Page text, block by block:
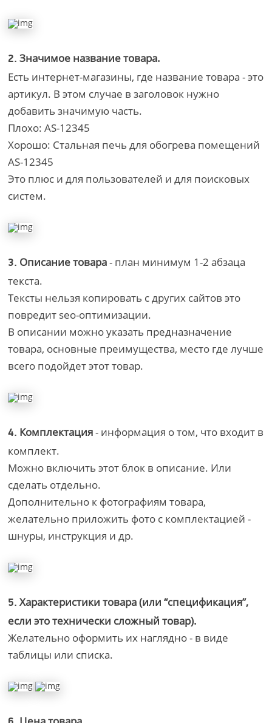
2. Значимое название товара.
Есть интернет-магазины, где название товара - это
артикул. В этом случае в заголовок нужно
добавить значимую часть.
Плохо: AS-12345
Хорошо: Стальная печь для обогрева помещений
AS-12345
Это плюс и для пользователей и для поисковых
систем.
3. Описание товара- план минимум 1-2 абзаца
текста.
Тексты нельзя копировать с других сайтов это
повредит seo-оптимизации.
В описании можно указать предназначение
товара, основные преимущества, место где лучше
всего подойдет этот товар.
4. Комплектация- информация о том, что входит в
комплект.
Можно включить этот блок в описание. Или
сделать отдельно.
Дополнительно к фотографиям товара,
желательно приложить фото с комплектацией -
шнуры, инструкция и др.
5. Характеристики товара (или “спецификация”,
если это технически сложный товар).
Желательно оформить их наглядно - в виде
таблицы или списка.